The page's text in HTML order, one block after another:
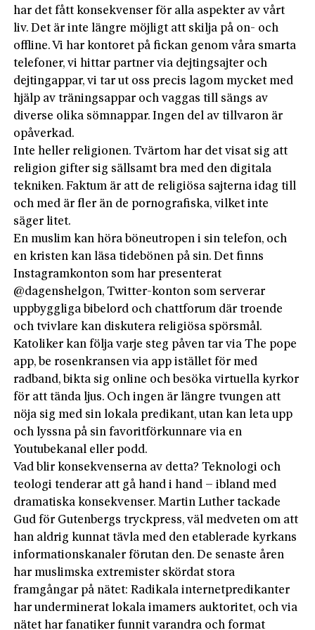
har det fått konsekvenser för alla aspekter av vårt
liv. Det är inte längre möjligt att skilja på on- och
offline. Vi har kontoret på fickan genom våra smarta
telefoner, vi hittar partner via dejtingsajter och
dejtingappar, vi tar ut oss precis lagom mycket med
hjälp av träningsappar och vaggas till sängs av
diverse olika sömnappar. Ingen del av tillvaron är
opåverkad.
Inte heller religionen. Tvärtom har det visat sig att
religion gifter sig sällsamt bra med den digitala
tekniken. Faktum är att de religiösa sajterna idag till
och med är fler än de pornografiska, vilket inte
säger litet.
En muslim kan höra böneutropen i sin telefon, och
en kristen kan läsa tidebönen på sin. Det finns
Instagramkonton som har presenterat
@dagenshelgon, Twitter-konton som serverar
uppbyggliga bibelord och chattforum där troende
och tvivlare kan diskutera religiösa spörsmål.
Katoliker kan följa varje steg påven tar via The pope
app, be rosenkransen via app istället för med
radband, bikta sig online och besöka virtuella kyrkor
för att tända ljus. Och ingen är längre tvungen att
nöja sig med sin lokala predikant, utan kan leta upp
och lyssna på sin favoritförkunnare via en
Youtubekanal eller podd.
Vad blir konsekvenserna av detta? Teknologi och
teologi tenderar att gå hand i hand – ibland med
dramatiska konsekvenser. Martin Luther tackade
Gud för Gutenbergs tryckpress, väl medveten om att
han aldrig kunnat tävla med den etablerade kyrkans
informationskanaler förutan den. De senaste åren
har muslimska extremister skördat stora
framgångar på nätet: Radikala internetpredikanter
har underminerat lokala imamers auktoritet, och via
nätet har fanatiker funnit varandra och format